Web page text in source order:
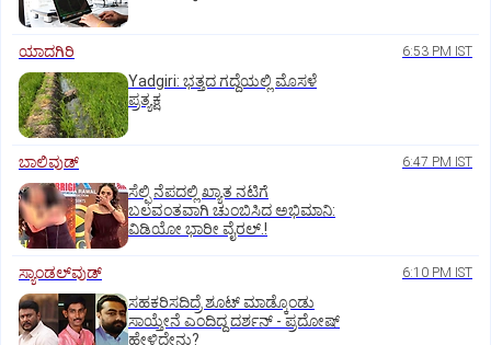
ಯಾದಗಿರಿ 6:53 PM IST
Yadgiri: ಭತ್ತದ ಗದ್ದೆಯಲ್ಲಿ ಮೊಸಳೆ
ಪ್ರತ್ಯಕ್ಷ
ಬಾಲಿವುಡ್‌ 6:47 PM IST
ಸೆಲ್ಫಿ ನೆಪದಲ್ಲಿ ಖ್ಯಾತ ನಟಿಗೆ
ಬಲವಂತವಾಗಿ ಚುಂಬಿಸಿದ ಅಭಿಮಾನಿ:
ವಿಡಿಯೋ ಭಾರೀ ವೈರಲ್.!
ಸ್ಯಾಂಡಲ್‌ವುಡ್‌ 6:10 PM IST
ಸಹಕರಿಸದಿದ್ರೆ ಶೂಟ್‌ ಮಾಡ್ಕೊಂಡು
ಸಾಯ್ತೇನೆ ಎಂದಿದ್ದ ದರ್ಶನ್‌ - ಪ್ರದೋಷ್‌
ಹೇಳಿದ್ದೇನು?